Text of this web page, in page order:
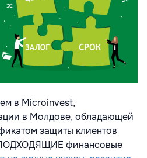
в Microinvest,
в Молдове, обладающей
защиты клиентов
ПОДХОДЯЩИЕ финансовые